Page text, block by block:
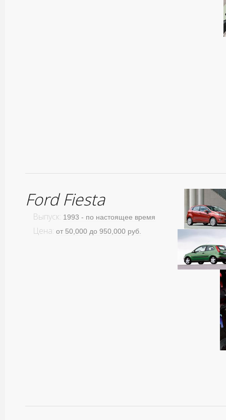
Ford Fiesta
Выпуск: 1993 - по настоящее время
Цена: от 50,000 до 950,000 руб.